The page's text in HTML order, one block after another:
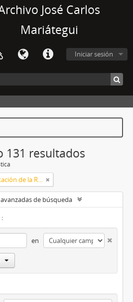
José Carlos
Mariátegui
Iniciar sesión
131 resultados
Siete Ensayos de Interpretación de la Realidad Peruana
de búsqueda
en